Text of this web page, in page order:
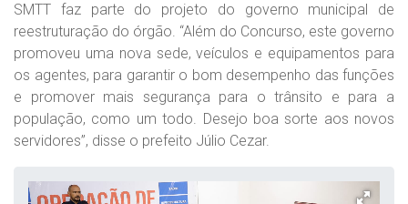
SMTT faz parte do projeto do governo municipal de
reestruturação do órgão. “Além do Concurso, este governo
promoveu uma nova sede, veículos e equipamentos para
os agentes, para garantir o bom desempenho das funções
e promover mais segurança para o trânsito e para a
população, como um todo. Desejo boa sorte aos novos
servidores”, disse o prefeito Júlio Cezar.